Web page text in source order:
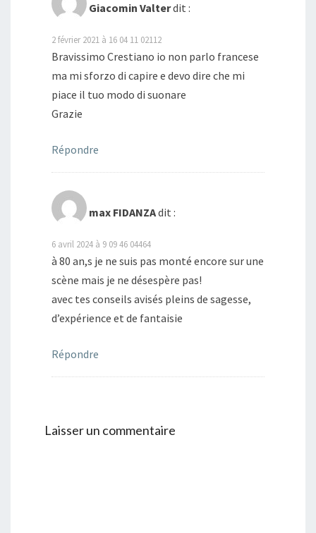
Giacomin Valterdit :
2 février 2021 à 16 04 11 02112
Bravissimo Crestiano io non parlo francese
ma mi sforzo di capire e devo dire che mi
piace il tuo modo di suonare
Grazie
Répondre
max FIDANZAdit :
6 avril 2024 à 9 09 46 04464
à 80 an,s je ne suis pas monté encore sur une
scène mais je ne désespère pas!
avec tes conseils avisés pleins de sagesse,
d’expérience et de fantaisie
Répondre
Laisser un commentaire